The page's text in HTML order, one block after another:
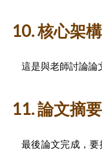
10. 核心架
這是與老師討論論
11. 論文摘
最後論文完成，